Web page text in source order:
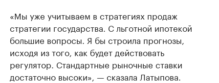
«Мы уже учитываем в стратегиях продаж
стратегии государства. С льготной ипотекой
большие вопросы. Я бы строила прогнозы,
исходя из того, как будет действовать
регулятор. Стандартные рыночные ставки
достаточно высоки», — сказала Латыпова.